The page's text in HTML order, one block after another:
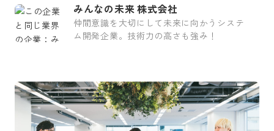
みんなの未来 株式会社
仲間意識を大切にして未来に向かうシステ
ム開発企業。技術力の高さも強み！